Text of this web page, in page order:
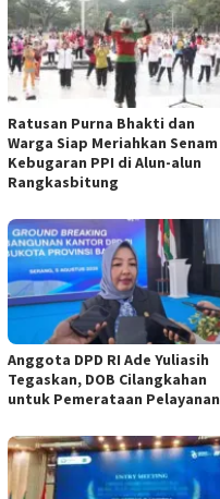
Ratusan Purna Bhakti dan
Warga Siap Meriahkan Senam
Kebugaran PPI di Alun-alun
Rangkasbitung
Anggota DPD RI Ade Yuliasih
Tegaskan, DOB Cilangkahan
untuk Pemerataan Pelayanan